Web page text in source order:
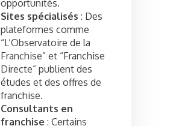
opportunités.
Sites spécialisés : Des
plateformes comme
“L’Observatoire de la
Franchise” et “Franchise
Directe” publient des
études et des offres de
franchise.
Consultants en
franchise : Certains